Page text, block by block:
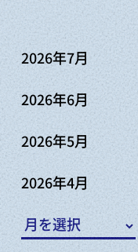
2026年7月
2026年6月
2026年5月
2026年4月